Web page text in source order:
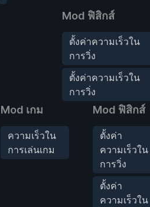
Mod ฟิสิกส์
ตั้งค่าความเร็วใน
การวิ่ง
ตั้งค่าความเร็วใน
การวิ่ง
Mod เกม
ความเร็วใน
การเล่นเกม
Mod ฟิสิกส์
ตั้งค่า
ความเร็วใน
การวิ่ง
ตั้งค่า
ความเร็วใน